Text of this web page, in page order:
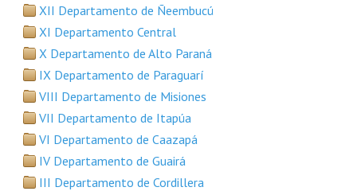
Plan Estratégico 2022 - 2026
Sistema de Gestión de Calidad
Memorias
Convenios
Resoluciones de Carácter General
Participación Ciudadana
XII Departamento de Ñeembucú
XI Departamento Central
X Departamento de Alto Paraná
IX Departamento de Paraguarí
VIII Departamento de Misiones
VII Departamento de Itapúa
VI Departamento de Caazapá
IV Departamento de Guairá
III Departamento de Cordillera